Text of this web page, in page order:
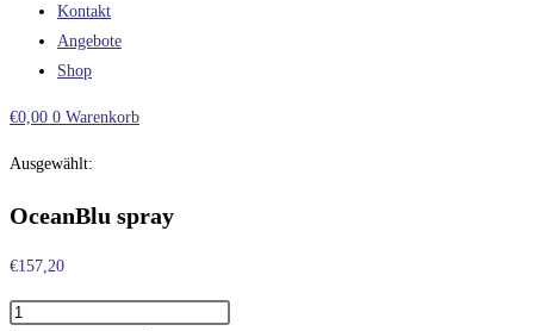
Kontakt
Angebote
Shop
€0,00 0 Warenkorb
Ausgewählt:
OceanBlu spray
€157,20
OceanBlu